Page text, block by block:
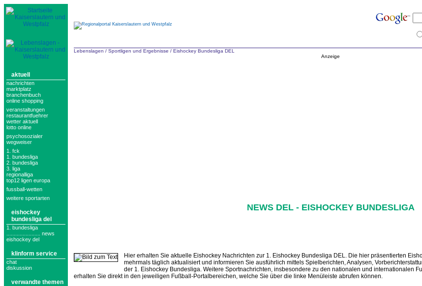
aktuell
nachrichten
marktplatz
branchenbuch
online shopping
veranstaltungen
restaurantfuehrer
wetter aktuell
lotto online
psychosozialer
wegweiser
1. fck
1. bundesliga
2. bundesliga
3. liga
regionalliga
top12 ligen europa
fussball-wetten
weitere sportarten
eishockey
bundesliga del
1. bundesliga
....................... news
eishockey del
klinform service
chat
diskussion
verwandte themen
Lebenslagen / Sportligen und Ergebnisse / Eishockey Bundesliga DEL
Anzeige
NEWS DEL - EISHOCKEY BUNDESLIGA
Hier erhalten Sie aktuelle Eishockey Nachrichten zur 1. Eishockey Bundesliga DEL. Die hier präsentierten
mehrmals täglich aktualisiert und informieren Sie ausführlich mittels Spielberichten, Analysen,
der 1. Eishockey Bundesliga. Weitere Sportnachrichten, insbesondere zu den nationalen und internationalen
erhalten Sie direkt in den jeweiligen Fußball-Portalbereichen, welche Sie über die linke Menüleiste abrufen können.